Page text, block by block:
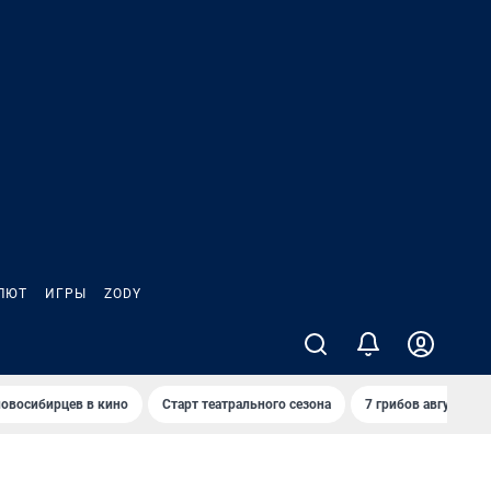
ИГРЫ ZODY
в кино Старт театрального сезона 7 грибов августа